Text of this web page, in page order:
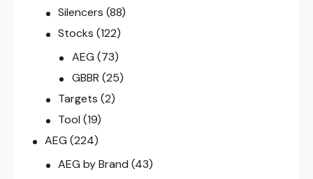
Silencers (88)
Stocks (122)
AEG (73)
GBBR (25)
Targets (2)
Tool (19)
AEG (224)
AEG by Brand (43)